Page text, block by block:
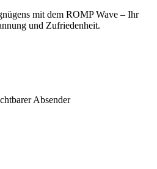
mit dem ROMP Wave – Ihr
und Zufriedenheit.
Absender